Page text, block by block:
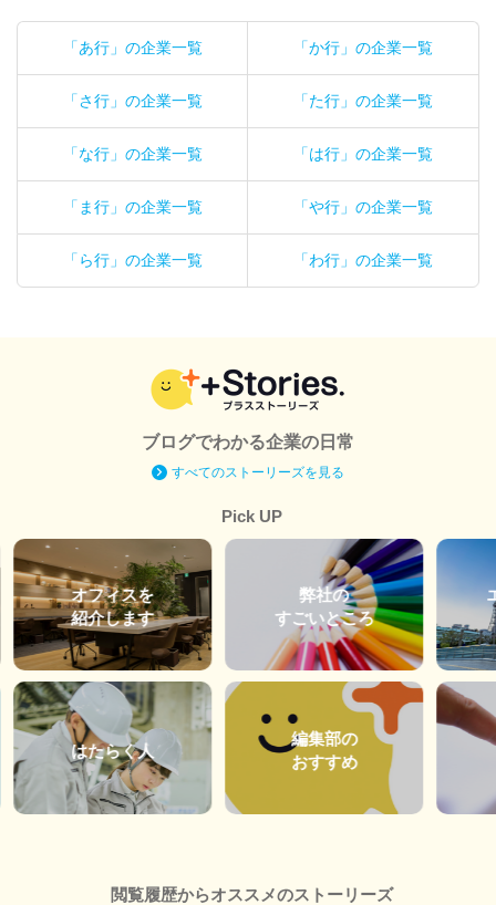
「あ行」の企業一覧 「か行」の企業一覧
「さ行」の企業一覧 「た行」の企業一覧
「な行」の企業一覧 「は行」の企業一覧
「ま行」の企業一覧 「や行」の企業一覧
「ら行」の企業一覧 「わ行」の企業一覧
ブログでわかる企業の日常
すべてのストーリーズを見る
Pick UP
オフィスを
紹介します
はたらく人
弊社の
すごいところ
編集部の
おすすめ
閲覧履歴からオススメのストーリーズ